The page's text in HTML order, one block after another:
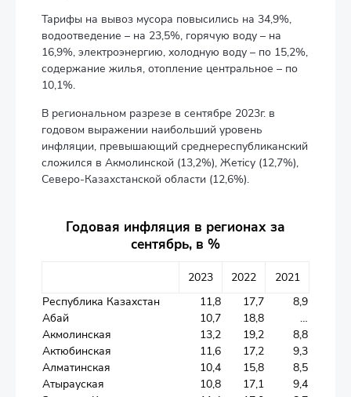
Тарифы на вывоз мусора повысились на 34,9%,
водоотведение – на 23,5%, горячую воду – на
16,9%, электроэнергию, холодную воду – по 15,2%,
содержание жилья, отопление центральное – по
10,1%.
В региональном разрезе в сентябре 2023г. в
годовом выражении наибольший уровень
инфляции, превышающий среднереспубликанский
сложился в Акмолинской (13,2%), Жетісу (12,7%),
Северо-Казахстанской области (12,6%).
Годовая инфляция в регионах за
сентябрь, в %
2023 2022
2021
Республика Казахстан
11,8 17,7
8,9
Абай
10,7 18,8
…
Акмолинская
13,2 19,2
8,8
Актюбинская
11,6 17,2
9,3
Алматинская
10,4 15,8
8,5
Атырауская
10,8 17,1
9,4